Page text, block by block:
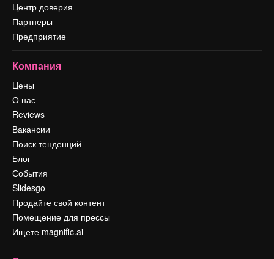
Центр доверия
Партнеры
Предприятие
Компания
Цены
О нас
Reviews
Вакансии
Поиск тенденций
Блог
События
Slidesgo
Продайте свой контент
Помещение для прессы
Ищете magnific.ai